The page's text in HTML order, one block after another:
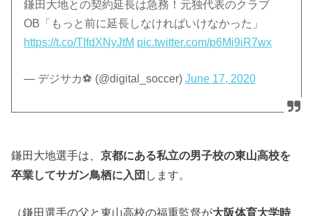
鎌田大地との契約延長は急務！元独代表のクラブ
OB「もっと前に延長しなければいけなかった」
https://t.co/TIfdXNyJtM pic.twitter.com/p6Mi9iR7wx
— デジサカ⚽️ (@digital_soccer)June 17, 2020
鎌田大地選手は、京都にある私立の男子校の東山高校を
卒業してサガン鳥栖に入団 します。
（鎌田選手の父と東山高校の福重監督が大阪体育大学時